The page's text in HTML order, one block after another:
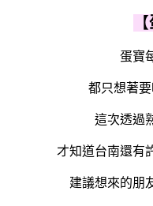
【
蛋寶
都只想著
這次透過
才知道台南還有
建議想來的朋